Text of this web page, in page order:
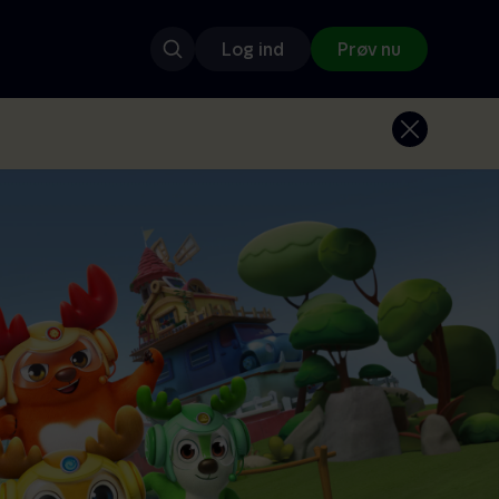
Log ind Prøv nu